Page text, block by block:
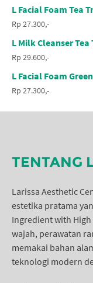
L Facial Foam Tea
Rp 27.300,-
L Milk Cleanser Tea
Rp 29.600,-
L Facial Foam
Rp 27.300,-
TENTANG
Larissa Aesthetic
estetika pratama
Ingredient with
wajah, perawatan
memakai bahan
teknologi modern